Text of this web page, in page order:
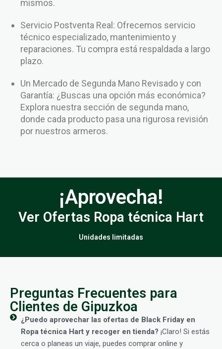
mismos.
Servicio Postventa Real: Ofrecemos servicio
técnico especializado, mantenimiento y
reparaciones. Tu compra está respaldada a largo
plazo.
Un Mercado de Segunda Mano Revisado y con
Garantía: ¿Buscas una opción más económica?
Explora nuestra sección de segunda mano,
donde cada producto pasa una rigurosa revisión
por nuestros armeros.
¡Aprovecha!
Ver Ofertas Ropa técnica Hart
Unidades limitadas
Preguntas Frecuentes para
Clientes de Gipuzkoa
¿Puedo aprovechar las ofertas de Black Friday en
Ropa técnica Hart y recoger en tienda? ¡Claro! Si estás
cerca o planeas un viaje, puedes comprar online y